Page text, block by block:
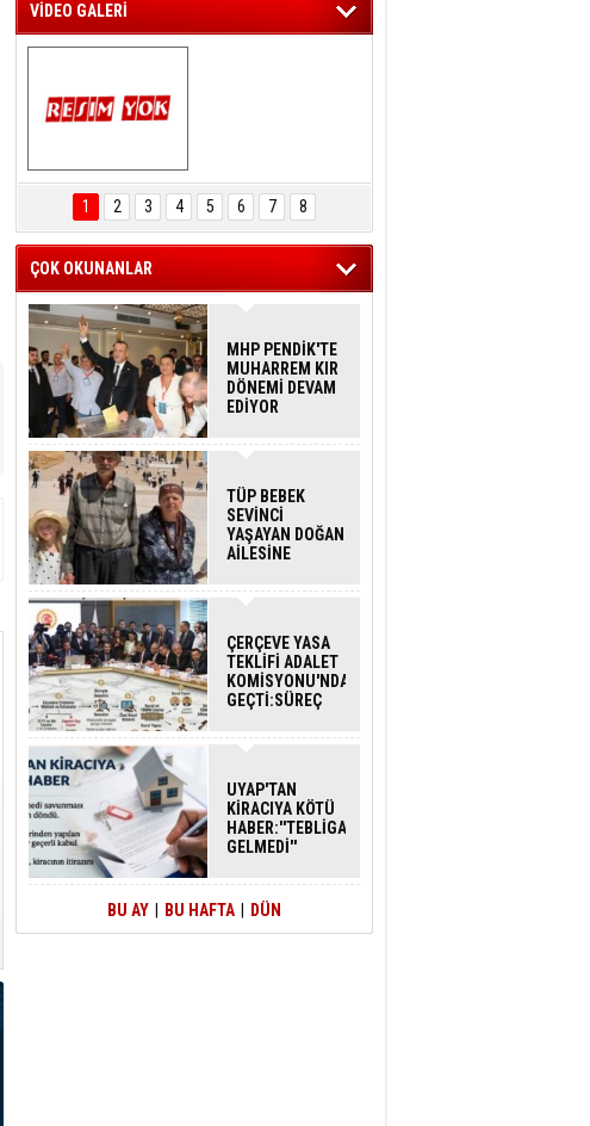
VİDEO GALERİ
KARTAL ENGELSİZ
YAŞAM FESTİVALİ
KONSERİ
İZLEYİCİLERİ MEST
1 2 3 4 5 6 7 8
ÇOK OKUNANLAR
MHP PENDİK'TE
MUHARREM KIR
DÖNEMİ DEVAM
EDİYOR
TÜP BEBEK
SEVİNCİ
YAŞAYAN DOĞAN
AİLESİNE
DESTEĞİ
ÇERÇEVE YASA
TEKLİFİ ADALET
KOMİSYONU'NDAN
GEÇTİ:SÜREÇ
İŞLEYECEK?
UYAP'TAN
KİRACIYA KÖTÜ
HABER:''TEBLİGAT
GELMEDİ''
MAHKEMEDEN
DÖNDÜ
BU AY BU HAFTA DÜN